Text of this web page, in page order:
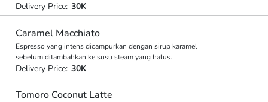
Delivery Price: 30K
Caramel Macchiato
Espresso yang intens dicampurkan dengan sirup karamel
sebelum ditambahkan ke susu steam yang halus.
Delivery Price: 30K
Tomoro Coconut Latte